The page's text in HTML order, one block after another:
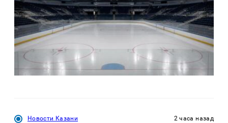
Новости Казани 2 часа назад